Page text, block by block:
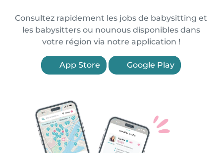
Consultez rapidement les jobs de babysitting et
les babysitters ou nounous disponibles dans
votre région via notre application !
App Store Google Play